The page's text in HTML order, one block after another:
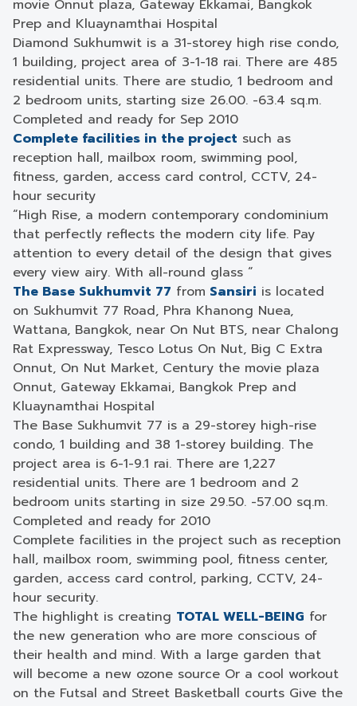
movie Onnut plaza, Gateway Ekkamai, Bangkok
Prep and Kluaynamthai Hospital
Diamond Sukhumwit is a 31-storey high rise condo,
1 building, project area of ​​3-1-18 rai. There are 485
residential units. There are studio, 1 bedroom and
2 bedroom units, starting size 26.00. -63.4 sq.m.
Completed and ready for Sep 2010
Complete facilities in the project such as
reception hall, mailbox room, swimming pool,
fitness, garden, access card control, CCTV, 24-
hour security
“High Rise, a modern contemporary condominium
that perfectly reflects the modern city life. Pay
attention to every detail of the design that gives
every view airy. With all-round glass “
The Base Sukhumvit 77 from Sansiri is located
on Sukhumvit 77 Road, Phra Khanong Nuea,
Wattana, Bangkok, near On Nut BTS, near Chalong
Rat Expressway, Tesco Lotus On Nut, Big C Extra
Onnut, On Nut Market, Century the movie plaza
Onnut, Gateway Ekkamai, Bangkok Prep and
Kluaynamthai Hospital
The Base Sukhumvit 77 is a 29-storey high-rise
condo, 1 building and 38 1-storey building. The
project area is 6-1-9.1 rai. There are 1,227
residential units. There are 1 bedroom and 2
bedroom units starting in size 29.50. -57.00 sq.m.
Completed and ready for 2010
Complete facilities in the project such as reception
hall, mailbox room, swimming pool, fitness center,
garden, access card control, parking, CCTV, 24-
hour security.
The highlight is creating TOTAL WELL-BEING for
the new generation who are more conscious of
their health and mind. With a large garden that
will become a new ozone source Or a cool workout
on the Futsal and Street Basketball courts Give the